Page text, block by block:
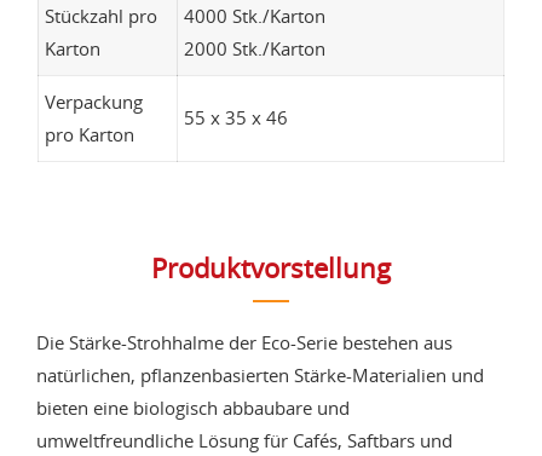
Stückzahl pro
Karton
4000 Stk./Karton
2000 Stk./Karton
Verpackung
pro Karton
55 x 35 x 46
Produktvorstellung
Die Stärke-Strohhalme der Eco-Serie bestehen aus
natürlichen, pflanzenbasierten Stärke-Materialien und
bieten eine biologisch abbaubare und
umweltfreundliche Lösung für Cafés, Saftbars und